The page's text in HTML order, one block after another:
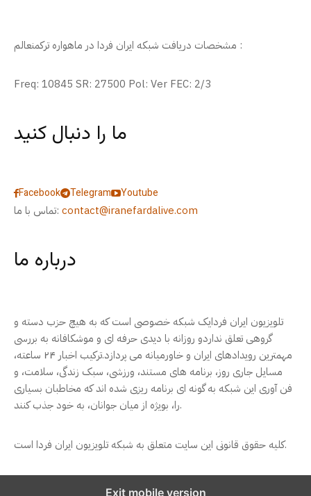
مشخصات دریافت شبکه ایران فردا در ماهواره ترکمنعالم :
Freq: 10845 SR: 27500 Pol: Ver FEC: 2/3
ما را دنبال کنید
Facebook Telegram
Youtube
تماس با ما: contact@iranefardalive.com
درباره ما
تلویزیون ایران فردایک شبکه خصوصی است که به هیچ حزب دسته و
گروهی تعلق نداردو روزانه با دیدی حرفه ای و موشکافانه به بررسی
مهمترین رویدادهای ایران و خاورمیانه می پردازد.ترکیب اخبار ۲۴ ساعته،
مسایل جاری روز، برنامه های مستند، ورزشی، سبک زندگی، سلامت، و
فن آوری این شبکه به گونه ای برنامه ریزی شده اند که مخاطبان بسیاری
را، بویژه از میان جوانان، به خود جذب کنند.
کلیه حقوق قانونی این سایت متعلق به شبکه تلویزیون ایران فردا است.
Exit mobile version